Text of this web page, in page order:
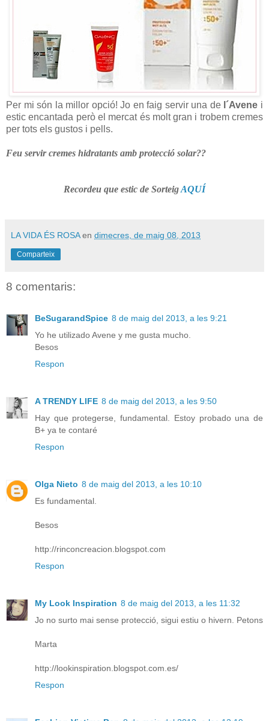
Per mi són la millor opció! Jo en faig servir una de l´Avene i
estic encantada però el mercat és molt gran i trobem cremes
per tots els gustos i pells.
Feu servir cremes hidratants amb protecció solar??
Recordeu que estic de SorteigAQUÍ
LA VIDA ÉS ROSA en dimecres, de maig 08, 2013
Comparteix
8 comentaris:
BeSugarandSpice 8 de maig del 2013, a les 9:21
Yo he utilizado Avene y me gusta mucho.
Besos
Respon
A TRENDY LIFE 8 de maig del 2013, a les 9:50
Hay que protegerse, fundamental. Estoy probado una de
B+ ya te contaré
Respon
Olga Nieto 8 de maig del 2013, a les 10:10
Es fundamental.
Besos
http://rinconcreacion.blogspot.com
Respon
My Look Inspiration 8 de maig del 2013, a les 11:32
Jo no surto mai sense protecció, sigui estiu o hivern. Petons
Marta
http://lookinspiration.blogspot.com.es/
Respon